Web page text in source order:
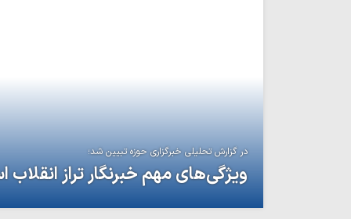
در گزارش تحلیلی خبرگزاری حوزه تبیین شد؛
ویژگی‌های مهم خبرنگار تراز